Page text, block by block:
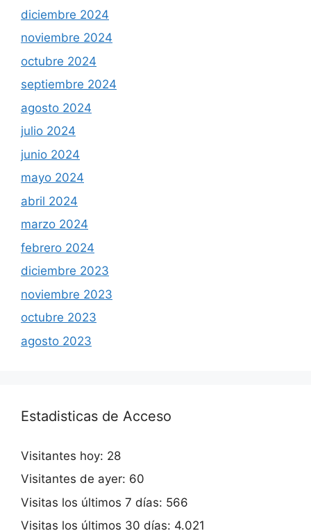
diciembre 2024
noviembre 2024
octubre 2024
septiembre 2024
agosto 2024
julio 2024
junio 2024
mayo 2024
abril 2024
marzo 2024
febrero 2024
diciembre 2023
noviembre 2023
octubre 2023
agosto 2023
Estadisticas de Acceso
Visitantes hoy: 28
Visitantes de ayer: 60
Visitas los últimos 7 días: 566
Visitas los últimos 30 días: 4.021